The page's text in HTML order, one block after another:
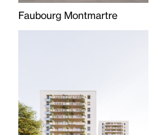
Faubourg Montmartre